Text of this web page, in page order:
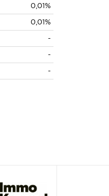
0,01%
0,01%
-
-
-